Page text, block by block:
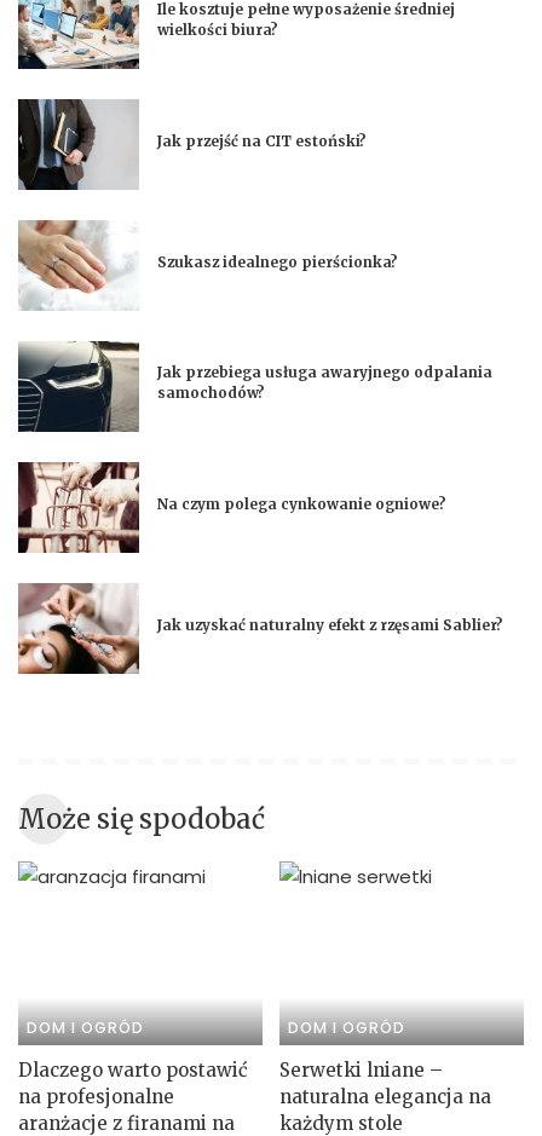
Ile kosztuje pełne wyposażenie średniej
wielkości biura?
Jak przejść na CIT estoński?
Szukasz idealnego pierścionka?
Jak przebiega usługa awaryjnego odpalania
samochodów?
Na czym polega cynkowanie ogniowe?
Jak uzyskać naturalny efekt z rzęsami Sablier?
Może się spodobać
DOM I OGRÓD
Dlaczego warto postawić
na profesjonalne
aranżacje z firanami na
DOM I OGRÓD
Serwetki lniane –
naturalna elegancja na
każdym stole